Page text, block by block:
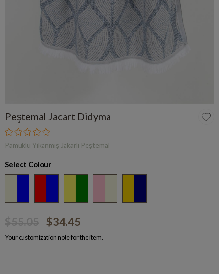
Peştemal Jacart Didyma
Pamuklu Yıkanmış Jakarlı Peştemal
Select Colour
$34.45
Your customization note for the item.